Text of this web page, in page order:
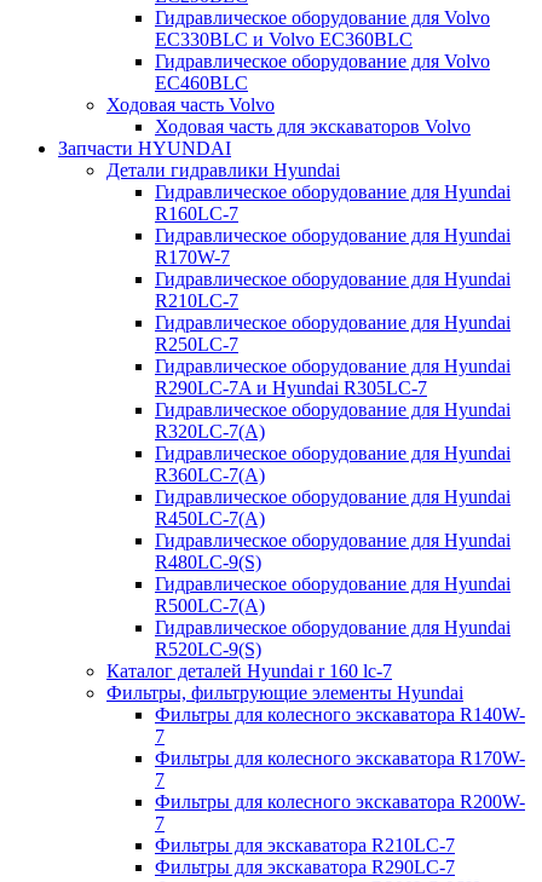
Гидравлическое оборудование для Volvo
EC330BLC и Volvo EC360BLC
Гидравлическое оборудование для Volvo
EC460BLC
Ходовая часть Volvo
Ходовая часть для экскаваторов Volvo
Запчасти HYUNDAI
Детали гидравлики Hyundai
Гидравлическое оборудование для Hyundai
R160LC-7
Гидравлическое оборудование для Hyundai
R170W-7
Гидравлическое оборудование для Hyundai
R210LC-7
Гидравлическое оборудование для Hyundai
R250LC-7
Гидравлическое оборудование для Hyundai
R290LC-7A и Hyundai R305LC-7
Гидравлическое оборудование для Hyundai
R320LC-7(A)
Гидравлическое оборудование для Hyundai
R360LC-7(A)
Гидравлическое оборудование для Hyundai
R450LC-7(A)
Гидравлическое оборудование для Hyundai
R480LC-9(S)
Гидравлическое оборудование для Hyundai
R500LC-7(A)
Гидравлическое оборудование для Hyundai
R520LC-9(S)
Каталог деталей Hyundai r 160 lc-7
Фильтры, фильтрующие элементы Hyundai
Фильтры для колесного экскаватора R140W-
7
Фильтры для колесного экскаватора R170W-
7
Фильтры для колесного экскаватора R200W-
7
Фильтры для экскаватора R210LC-7
Фильтры для экскаватора R290LC-7